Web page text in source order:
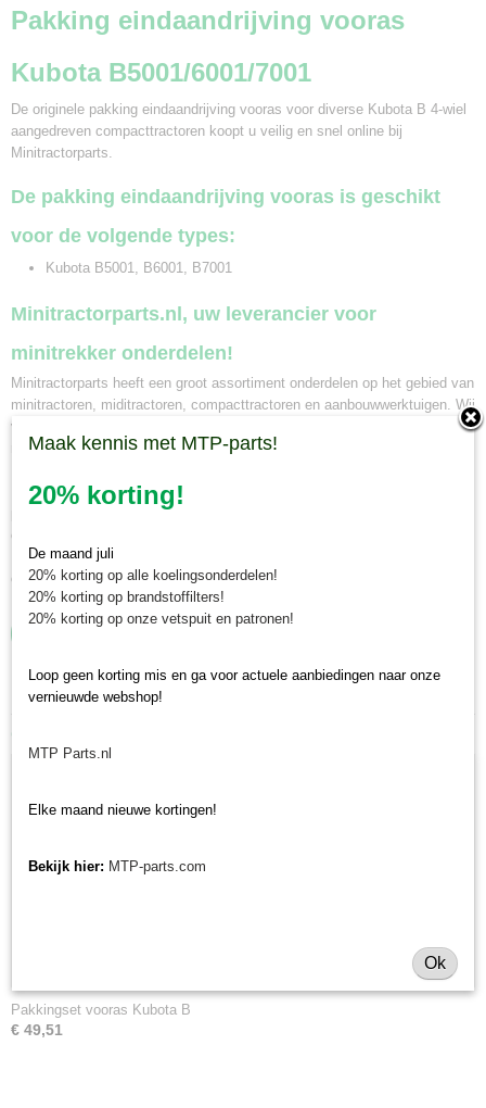
Pakking eindaandrijving vooras
Kubota B5001/6001/7001
De originele pakking eindaandrijving vooras voor diverse Kubota B 4-wiel
aangedreven compacttractoren koopt u veilig en snel online bij
Minitractorparts.
De pakking eindaandrijving vooras is geschikt
voor de volgende types:
Kubota B5001, B6001, B7001
Minitractorparts.nl, uw leverancier voor
minitrekker onderdelen!
Minitractorparts heeft een groot assortiment onderdelen op het gebied van
minitractoren, miditractoren, compacttractoren en aanbouwwerktuigen. Wij
verkopen deze onderdelen met als specialisme de Japanse
minitractormerken Yanmar, Iseki, Kubota en Shibaura.
Minitractorparts.nl heeft een groot assortiment onderdelen, waaronder de
pakking eindaandrijving vooras Kubota, voor uw Kubota B 5001, B 6001
en B 7001.
Heeft u nog andere onderdelen nodig voor uw Kubota minitractor? Bekijk
ons volledige Kubota onderdelen assortiment.
Pakkingset vooras Kubota B
€ 49,51
Maak kennis met MTP-parts!
20% korting!
De maand juli
20% korting op alle koelingsonderdelen!
20% korting op brandstoffilters!
20% korting op onze vetspuit en patronen!
Loop geen korting mis en ga voor actuele aanbiedingen naar onze
vernieuwde webshop!
MTP Parts.nl
Elke maand nieuwe kortingen!
Bekijk hier: MTP-parts.com
Ok